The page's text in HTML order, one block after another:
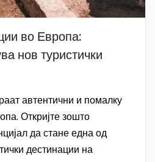
во Европа:
нов туристички
автентични и помалку
Откријте зошто
да стане една од
дестинации на